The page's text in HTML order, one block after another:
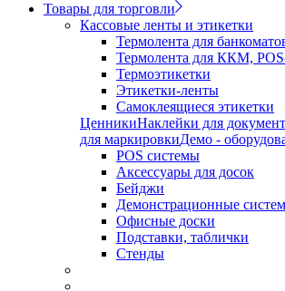
Товары для торговли
Кассовые ленты и этикетки
Термолента для
Термолента для ККМ,
Термоэтикетки
Этикетки-ленты
Самоклеящиеся этикетки
ЦенникиНаклейки для
для маркировкиДемо -
POS системы
Аксессуары для досок
Бейджи
Демонстрационные
Офисные доски
Подставки, таблички
Стенды